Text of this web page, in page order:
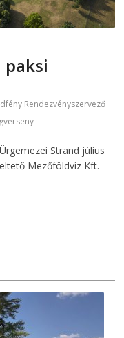
paksi
Rendezvényszervező
Strand július
Mezőföldvíz Kft.-